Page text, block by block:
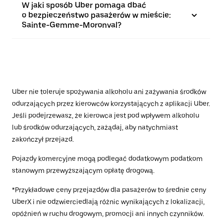
W jaki sposób Uber pomaga dbać
o bezpieczeństwo pasażerów w mieście:
Sainte-Gemme-Moronval?
Uber nie toleruje spożywania alkoholu ani zażywania środków
odurzających przez kierowców korzystających z aplikacji Uber.
Jeśli podejrzewasz, że kierowca jest pod wpływem alkoholu
lub środków odurzających, zażądaj, aby natychmiast
zakończył przejazd.
Pojazdy komercyjne mogą podlegać dodatkowym podatkom
stanowym przewyższającym opłatę drogową.
*Przykładowe ceny przejazdów dla pasażerów to średnie ceny
UberX i nie odzwierciedlają różnic wynikających z lokalizacji,
opóźnień w ruchu drogowym, promocji ani innych czynników.